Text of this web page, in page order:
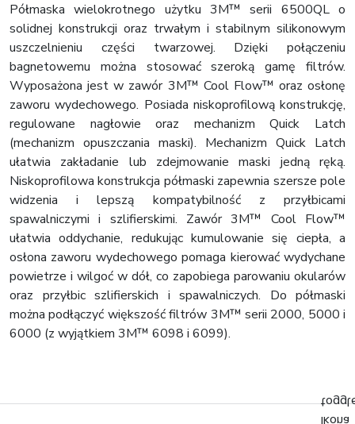
Półmaska wielokrotnego użytku 3M™ serii 6500QL o
solidnej konstrukcji oraz trwałym i stabilnym silikonowym
uszczelnieniu części twarzowej. Dzięki połączeniu
bagnetowemu można stosować szeroką gamę filtrów.
Wyposażona jest w zawór 3M™ Cool Flow™ oraz osłonę
zaworu wydechowego. Posiada niskoprofilową konstrukcję,
regulowane nagłowie oraz mechanizm Quick Latch
(mechanizm opuszczania maski). Mechanizm Quick Latch
ułatwia zakładanie lub zdejmowanie maski jedną ręką.
Niskoprofilowa konstrukcja półmaski zapewnia szersze pole
widzenia i lepszą kompatybilność z przyłbicami
spawalniczymi i szlifierskimi. Zawór 3M™ Cool Flow™
ułatwia oddychanie, redukując kumulowanie się ciepła, a
osłona zaworu wydechowego pomaga kierować wydychane
powietrze i wilgoć w dół, co zapobiega parowaniu okularów
oraz przyłbic szlifierskich i spawalniczych. Do półmaski
można podłączyć większość filtrów 3M™ serii 2000, 5000 i
6000 (z wyjątkiem 3M™ 6098 i 6099).